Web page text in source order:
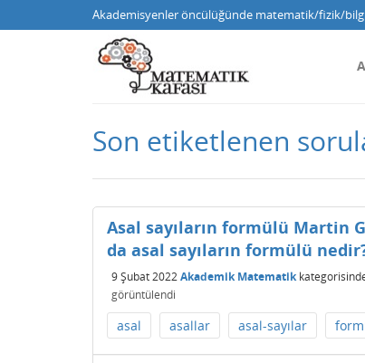
Akademisyenler öncülüğünde matematik/fizik/
Son etiketlenen
Asal sayıların formülü Martin
da asal sayıların formülü
9 Şubat 2022Akademik Matematik
görüntülendi
asal asallar asal-sayılar